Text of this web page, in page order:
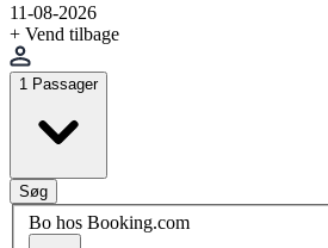
11-08-2026
+ Vend tilbage
1 Passager
Søg
Bo hos Booking.com